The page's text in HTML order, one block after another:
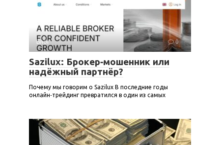
Блог 0
Sazilux: Брокер‑мошенник или
надёжный партнёр?
Почему мы говорим о Sazilux В последние годы
онлайн‑трейдинг превратился в один из самых